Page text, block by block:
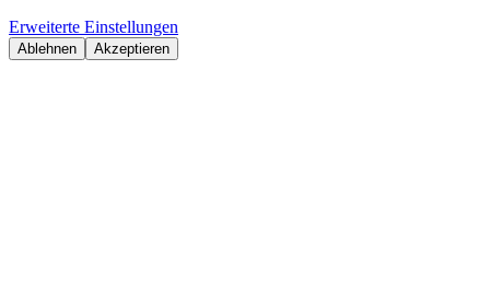
Erweiterte Einstellungen
Ablehnen Akzeptieren